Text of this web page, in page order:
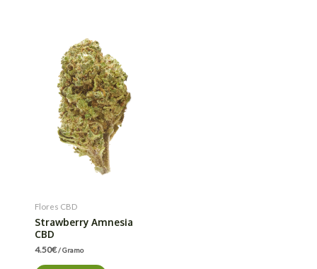
Flores CBD
Strawberry Amnesia
CBD
4.50€/ Gramo